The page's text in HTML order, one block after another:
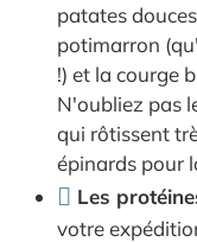
patates
potimarron
!) et la courge
N'oubliez pas
qui rôtissent
épinards pour
Les
votre